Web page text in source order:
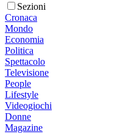
Sezioni
Cronaca
Mondo
Economia
Politica
Spettacolo
Televisione
People
Lifestyle
Videogiochi
Donne
Magazine